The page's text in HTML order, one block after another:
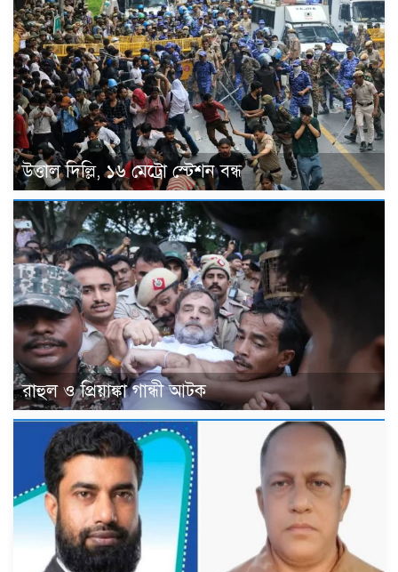
উত্তাল দিল্লি, ১৬ মেট্রো স্টেশন বন্ধ
রাহুল ও প্রিয়াঙ্কা গান্ধী আটক